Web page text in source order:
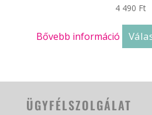
4 490 Ft
Bővebb információ
ÜGYFÉLSZOLGÁLAT